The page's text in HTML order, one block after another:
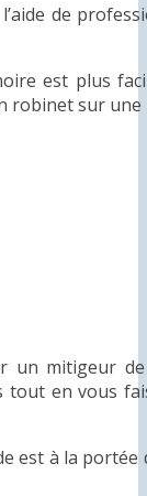
de
est plus
robinet sur
un mitigeur
en vous
est à la